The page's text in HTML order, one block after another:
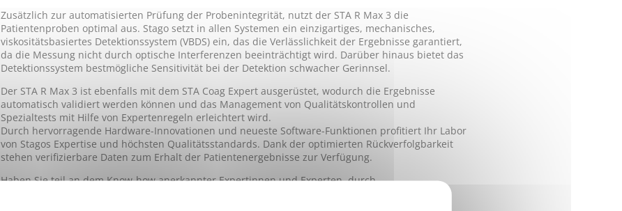
Zusätzlich zur automatisierten Prüfung der Probenintegrität, nutzt der STA R Max 3 die
Patientenproben optimal aus. Stago setzt in allen Systemen ein einzigartiges, mechanisches,
viskositätsbasiertes Detektionssystem (VBDS) ein, das die Verlässlichkeit der Ergebnisse garantiert,
da die Messung nicht durch optische Interferenzen beeinträchtigt wird. Darüber hinaus bietet das
Detektionssystem bestmögliche Sensitivität bei der Detektion schwacher Gerinnsel.
Der STA R Max 3 ist ebenfalls mit dem STA Coag Expert ausgerüstet, wodurch die Ergebnisse
automatisch validiert werden können und das Management von Qualitätskontrollen und
Spezialtests mit Hilfe von Expertenregeln erleichtert wird.
Durch hervorragende Hardware-Innovationen und neueste Software-Funktionen profitiert Ihr Labor
von Stagos Expertise und höchsten Qualitätsstandards. Dank der optimierten Rückverfolgbarkeit
stehen verifizierbare Daten zum Erhalt der Patientenergebnisse zur Verfügung.
Haben Sie teil an dem Know-how anerkannter Expertinnen und Experten, durch